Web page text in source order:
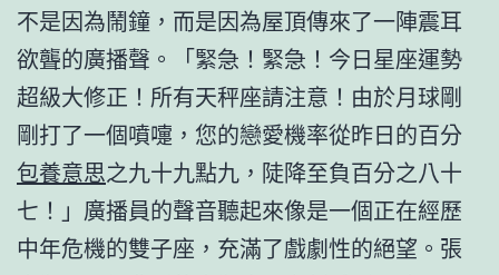
不是因為鬧鐘，而是因為屋頂傳來了一陣震耳
欲聾的廣播聲。「緊急！緊急！今日星座運勢
超級大修正！所有天秤座請注意！由於月球剛
剛打了一個噴嚏，您的戀愛機率從昨日的百分
包養意思之九十九點九，陡降至負百分之八十
七！」廣播員的聲音聽起來像是一個正在經歷
中年危機的雙子座，充滿了戲劇性的絕望。張